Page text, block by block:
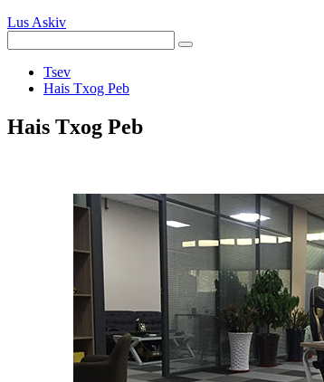
Lus Askiv
Tsev
Hais Txog Peb
Hais Txog Peb